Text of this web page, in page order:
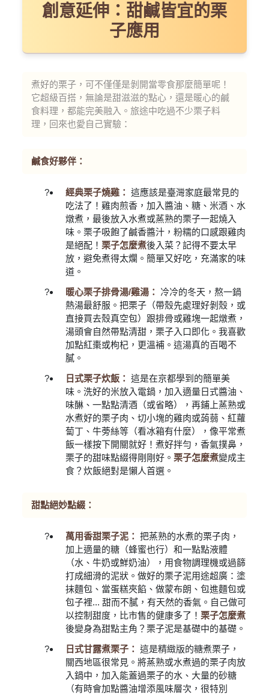
創意延伸：甜鹹皆宜的栗
子應用
煮好的栗子，可不僅僅是剝開當零食那麼簡單呢！
它超級百搭，無論是甜滋滋的點心，還是暖心的鹹
食料理，都能完美融入。旅途中吃過不少栗子料
理，回來也愛自己實驗：
鹹食好夥伴：
經典栗子燒雞： 這應該是臺灣家庭最常見的
吃法了！雞肉煎香，加入醬油、糖、米酒、水
燉煮，最後放入水煮或蒸熟的栗子一起燒入
味。栗子吸飽了鹹香醬汁，粉糯的口感跟雞肉
是絕配！ 栗子怎麼煮後入菜？記得不要太早
放，避免煮得太爛。簡單又好吃，充滿家的味
道。
暖心栗子排骨湯/雞湯： 冷冷的冬天，熬一鍋
熱湯最舒服。把栗子（帶殼先處理好剝殼，或
直接買去殼真空包）跟排骨或雞塊一起燉煮，
湯頭會自然帶點清甜，栗子入口即化。我喜歡
加點紅棗或枸杞，更溫補。這湯真的百喝不
膩。
日式栗子炊飯： 這是在京都學到的簡單美
味。洗好的米放入電鍋，加入適量日式醬油、
味醂、一點點清酒（或省略），再鋪上蒸熟或
水煮好的栗子肉、切小塊的雞肉或蒟蒻、紅蘿
蔔丁、牛蒡絲等（看冰箱有什麼），像平常煮
飯一樣按下開關就好！煮好拌勻，香氣撲鼻，
栗子的甜味點綴得剛剛好。 栗子怎麼煮變成主
食？炊飯絕對是懶人首選。
甜點絕妙點綴：
萬用香甜栗子泥： 把蒸熟的水煮的栗子肉，
加上適量的糖（蜂蜜也行）和一點點液體
（水、牛奶或鮮奶油），用食物調理機或過篩
打成細滑的泥狀。做好的栗子泥用途超廣：塗
抹麵包、當蛋糕夾餡、做蒙布朗、包進麵包或
包子裡... 甜而不膩，有天然的香氣。自己做可
以控制甜度，比市售的健康多了！ 栗子怎麼煮
後變身為甜點主角？栗子泥是基礎中的基礎。
日式甘露煮栗子： 這是精緻版的糖煮栗子，
關西地區很常見。將蒸熟或水煮過的栗子肉放
入鍋中，加入能蓋過栗子的水、大量的砂糖
（有時會加點醬油增添風味層次，很特別